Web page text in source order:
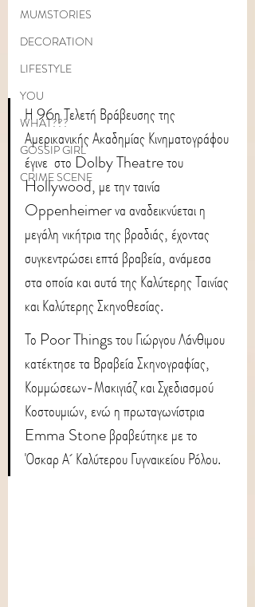
MUMSTORIES
DECORATION
LIFESTYLE
YOU
WHAT???
GOSSIP GIRL
CRIME SCENE
Η 96η Τελετή Βράβευσης της
Αμερικανικής Ακαδημίας Κινηματογράφου
έγινε  στο Dolby Theatre του
Hollywood, με την ταινία
Oppenheimer να αναδεικνύεται η
μεγάλη νικήτρια της βραδιάς, έχοντας
συγκεντρώσει επτά βραβεία, ανάμεσα
στα οποία και αυτά της Καλύτερης Ταινίας
και Καλύτερης Σκηνοθεσίας.
Το Poor Things του Γιώργου Λάνθιμου
κατέκτησε τα Βραβεία Σκηνογραφίας,
Κομμώσεων-Μακιγιάζ και Σχεδιασμού
Κοστουμιών, ενώ η πρωταγωνίστρια
Emma Stone βραβεύτηκε με το
Όσκαρ Α΄ Καλύτερου Γυγναικείου Ρόλου.